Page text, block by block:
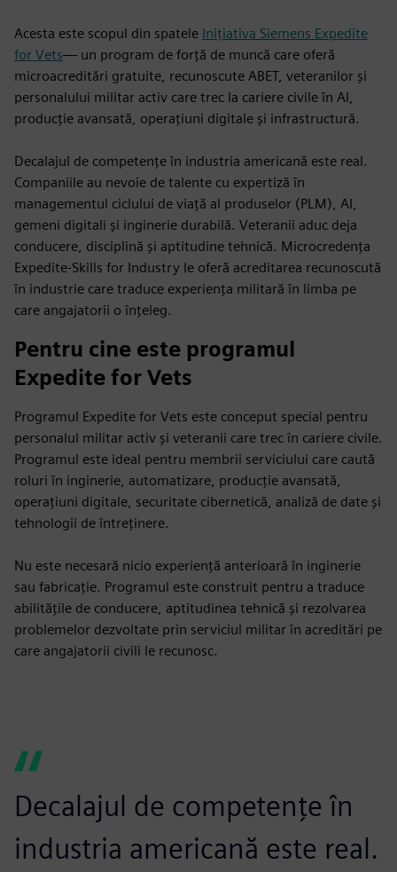
Acesta este scopul din spatele Inițiativa Siemens Expedite
for Vets— un program de forță de muncă care oferă
microacreditări gratuite, recunoscute ABET, veteranilor și
personalului militar activ care trec la cariere civile în AI,
producție avansată, operațiuni digitale și infrastructură.
Decalajul de competențe în industria americană este real.
Companiile au nevoie de talente cu expertiză în
managementul ciclului de viață al produselor (PLM), AI,
gemeni digitali și inginerie durabilă. Veteranii aduc deja
conducere, disciplină și aptitudine tehnică. Microcredența
Expedite-Skills for Industry le oferă acreditarea recunoscută
în industrie care traduce experiența militară în limba pe
care angajatorii o înțeleg.
Pentru cine este programul
Expedite for Vets
Programul Expedite for Vets este conceput special pentru
personalul militar activ și veteranii care trec în cariere civile.
Programul este ideal pentru membrii serviciului care caută
roluri în inginerie, automatizare, producție avansată,
operațiuni digitale, securitate cibernetică, analiză de date și
tehnologii de întreținere.
Nu este necesară nicio experiență anterioară în inginerie
sau fabricație. Programul este construit pentru a traduce
abilitățile de conducere, aptitudinea tehnică și rezolvarea
problemelor dezvoltate prin serviciul militar în acreditări pe
care angajatorii civili le recunosc.
Decalajul de competențe în
industria americană este real.